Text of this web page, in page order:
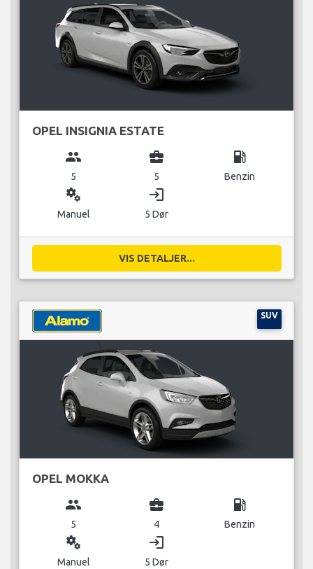
OPEL INSIGNIA ESTATE
group
5
business_center
5
local_gas_station
Benzin
miscellaneous_services
Manuel
login
5 Dør
VIS DETALJER...
SUV
OPEL MOKKA
group
5
business_center
4
local_gas_station
Benzin
miscellaneous_services
Manuel
login
5 Dør